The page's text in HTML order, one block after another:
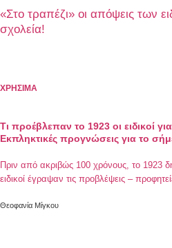
«Στο τραπέζι» οι απόψεις των
σχολεία!
ΧΡΗΣΙΜΑ
Τι προέβλεπαν το 1923 οι ειδικοί
Εκπληκτικές προγνώσεις για το
Πριν από ακριβώς 100 χρόνους, το 1923
ειδικοί έγραψαν τις προβλέψεις –
Θεοφανία Μίγκου